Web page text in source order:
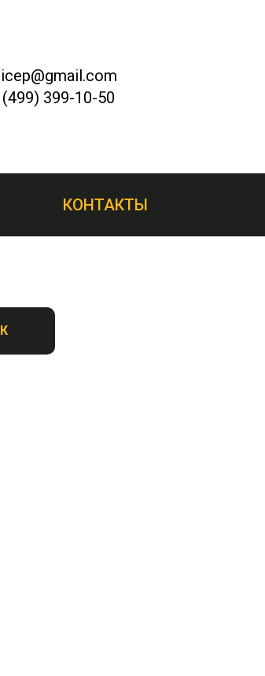
399-10-50
КОНТАКТЫ